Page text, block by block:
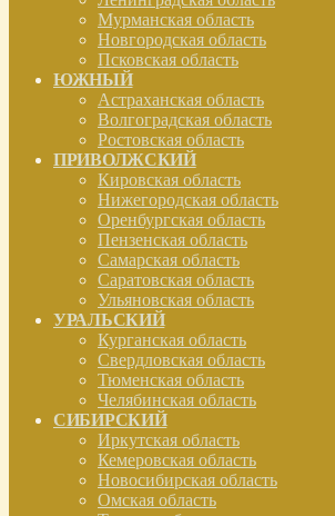
Мурманская область
Новгородская область
Псковская область
ЮЖНЫЙ
Астраханская область
Волгоградская область
Ростовская область
ПРИВОЛЖСКИЙ
Кировская область
Нижегородская область
Оренбургская область
Пензенская область
Самарская область
Саратовская область
Ульяновская область
УРАЛЬСКИЙ
Курганская область
Свердловская область
Тюменская область
Челябинская область
СИБИРСКИЙ
Иркутская область
Кемеровская область
Новосибирская область
Омская область